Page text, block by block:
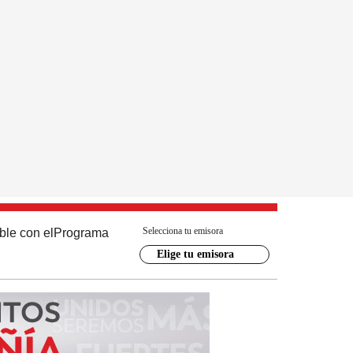
con el Programa Selecciona tu emisora
Elige tu emisora